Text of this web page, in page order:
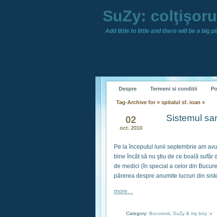
SuZy:
Add little to little and there will be a big
Despre Termeni si conditii
Tag-Archive for » spitalul sf. ioan «
02
oct. 2010
Sistemul
Pe la începutul lunii septembrie am
bine încât să nu ştiu de ce boală sufăr
de medici (în special a celor din
părerea despre anumite lucruri din
more…
Category: Bucuresti SuZy & my boy :x